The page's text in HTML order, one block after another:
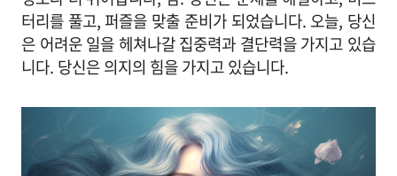
터리를 풀고, 퍼즐을 맞출 준비가 되었습니다. 오늘, 당신
은 어려운 일을 헤쳐나갈 집중력과 결단력을 가지고 있습
니다. 당신은 의지의 힘을 가지고 있습니다.